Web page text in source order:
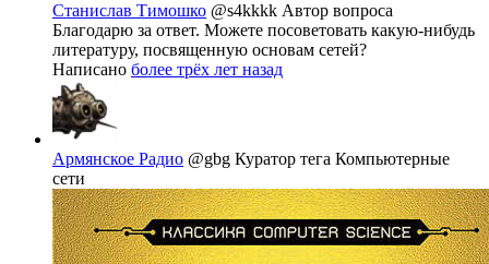
Станислав Тимошко @s4kkkk Автор вопроса
Благодарю за ответ. Можете посоветовать какую-нибудь
литературу, посвященную основам сетей?
Написано более трёх лет назад
Армянское Радио @gbg Куратор тега Компьютерные
сети